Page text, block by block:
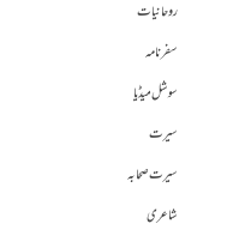
روحانیات
سفرنامہ
سوشل میڈیا
سیرت
سیرت صحابہ
شاعری